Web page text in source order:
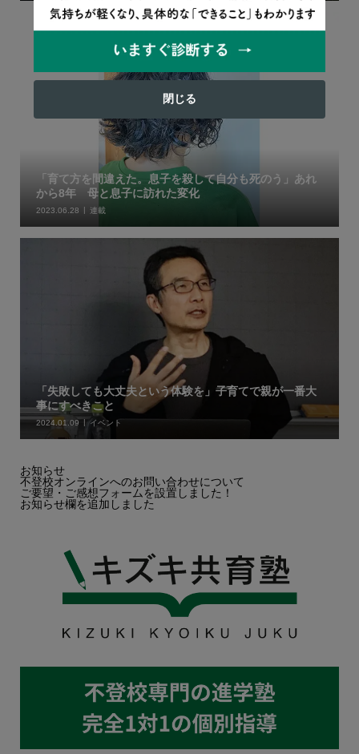
「育て方を間違えた。息子を殺して自分も死のう」あれ
から8年 母と息子に訪れた変化
2023.06.28 連載
「失敗しても大丈夫という体験を」子育てで親が一番大
事にすべきこと
2024.01.09 イベント
お知らせ
不登校オンラインへのお問い合わせについて
ご要望・ご感想フォームを設置しました！
お知らせ欄を追加しました
閉じる